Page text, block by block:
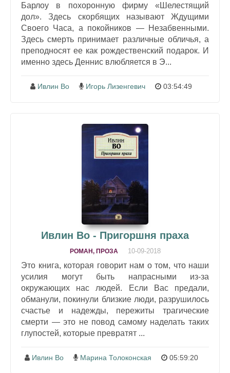
Барлоу в похоронную фирму «Шелестящий
дол». Здесь скорбящих называют Ждущими
Своего Часа, а покойников — Незабвенными.
Здесь смерть принимает различные обличья, а
преподносят ее как рождественский подарок. И
именно здесь Деннис влюбляется в Э...
Ивлин Во Игорь Лизенгевич 03:54:49
Ивлин Во - Пригоршня праха
РОМАН, ПРОЗА 10-09-2018
Это книга, которая говорит нам о том, что наши
усилия могут быть напрасными из-за
окружающих нас людей. Если Вас предали,
обманули, покинули близкие люди, разрушилось
счастье и надежды, пережиты трагические
смерти — это не повод самому наделать таких
глупостей, которые превратят ...
Ивлин Во Марина Толоконская 05:59:20